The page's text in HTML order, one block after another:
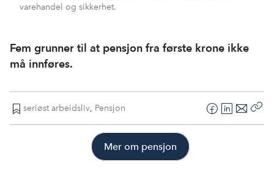
varehandel og sikkerhet.
Fem grunner til at pensjon fra første krone ikke
må innføres.
seriøst arbeidsliv, Pensjon
F
a
L
i
E
-
Mer om pensjon